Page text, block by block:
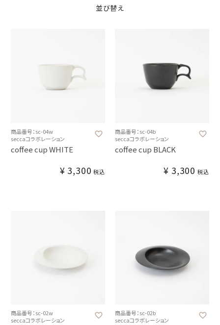
並び替え
商品番号：sc-04w
seccaコラボレーション
coffee cup WHITE
¥ 3,300 税込
商品番号：sc-04b
seccaコラボレーション
coffee cup BLACK
¥ 3,300 税込
商品番号：sc-02w
seccaコラボレーション
商品番号：sc-02b
seccaコラボレーション